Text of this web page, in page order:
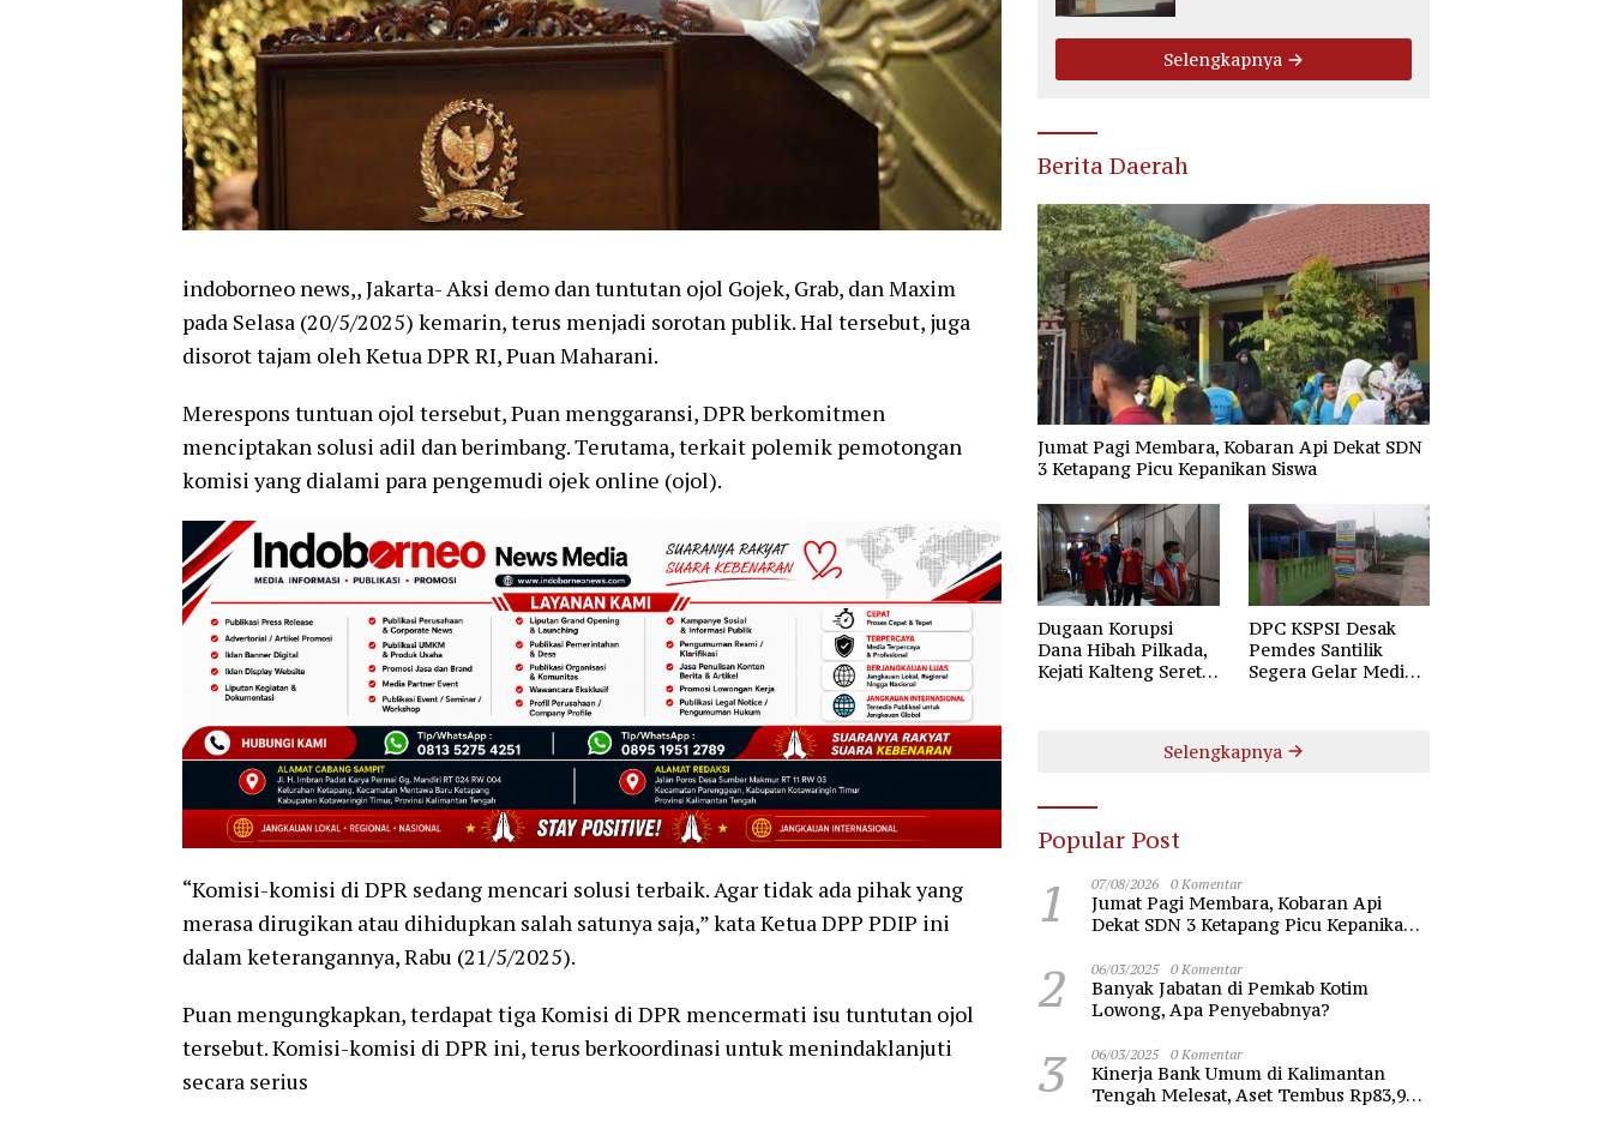
indoborneo news,, Jakarta- Aksi demo dan tuntutan ojol Gojek, Grab, dan Maxim
pada Selasa (20/5/2025) kemarin, terus menjadi sorotan publik. Hal tersebut, juga
disorot tajam oleh Ketua DPR RI, Puan Maharani.
Merespons tuntuan ojol tersebut, Puan menggaransi, DPR berkomitmen
menciptakan solusi adil dan berimbang. Terutama, terkait polemik pemotongan
komisi yang dialami para pengemudi ojek online (ojol).
“Komisi-komisi di DPR sedang mencari solusi terbaik. Agar tidak ada pihak yang
merasa dirugikan atau dihidupkan salah satunya saja,” kata Ketua DPP PDIP ini
dalam keterangannya, Rabu (21/5/2025).
Puan mengungkapkan, terdapat tiga Komisi di DPR mencermati isu tuntutan ojol
tersebut. Komisi-komisi di DPR ini, terus berkoordinasi untuk menindaklanjuti
secara serius
PT WMGK
Selengkapnya
Berita Daerah
Jumat Pagi Membara, Kobaran Api Dekat SDN
3 Ketapang Picu Kepanikan Siswa
Dugaan Korupsi
Dana Hibah Pilkada,
Kejati Kalteng Seret
DPC KSPSI Desak
Pemdes Santilik
Segera Gelar Mediasi
Selengkapnya
Popular Post
1 07/08/2026 0 Komentar
Jumat Pagi Membara, Kobaran Api
Dekat SDN 3 Ketapang Picu Kepanikan
2 06/03/2025 0 Komentar
Banyak Jabatan di Pemkab Kotim
Lowong, Apa Penyebabnya?
3 06/03/2025 0 Komentar
Kinerja Bank Umum di Kalimantan
Tengah Melesat, Aset Tembus Rp83,98